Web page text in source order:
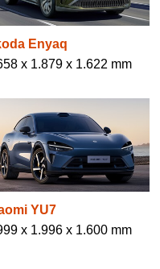
Enyaq
x 1.879 x 1.622 mm
YU7
x 1.996 x 1.600 mm